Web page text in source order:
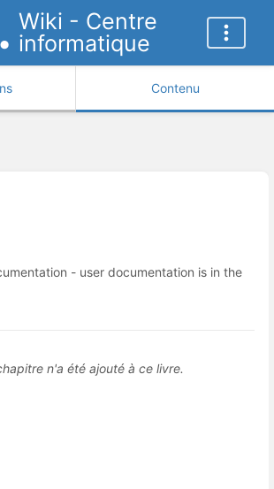
Wiki - Centre
informatique
Contenu
- user documentation is in the
n'a été ajouté à ce livre.